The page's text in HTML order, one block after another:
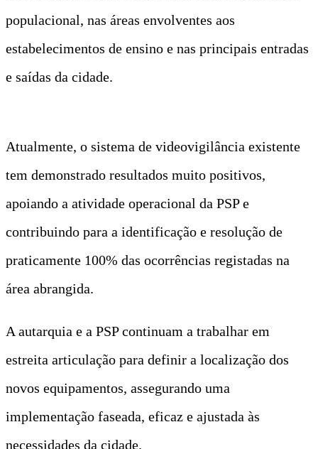
populacional, nas áreas envolventes aos
estabelecimentos de ensino e nas principais entradas
e saídas da cidade.
Atualmente, o sistema de videovigilância existente
tem demonstrado resultados muito positivos,
apoiando a atividade operacional da PSP e
contribuindo para a identificação e resolução de
praticamente 100% das ocorrências registadas na
área abrangida.
A autarquia e a PSP continuam a trabalhar em
estreita articulação para definir a localização dos
novos equipamentos, assegurando uma
implementação faseada, eficaz e ajustada às
necessidades da cidade.